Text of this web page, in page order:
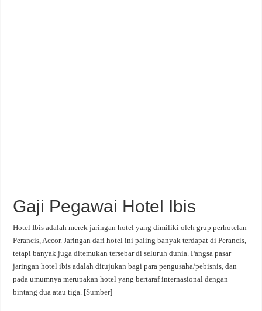
Gaji Pegawai Hotel Ibis
Hotel Ibis adalah merek jaringan hotel yang dimiliki oleh grup perhotelan
Perancis, Accor. Jaringan dari hotel ini paling banyak terdapat di Perancis,
tetapi banyak juga ditemukan tersebar di seluruh dunia. Pangsa pasar
jaringan hotel ibis adalah ditujukan bagi para pengusaha/pebisnis, dan
pada umumnya merupakan hotel yang bertaraf internasional dengan
bintang dua atau tiga. [Sumber]